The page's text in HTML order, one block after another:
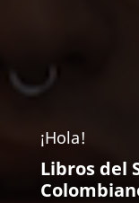
¡Hola!
Libros del